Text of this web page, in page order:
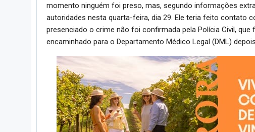
momento ninguém foi preso, mas, segundo informações
autoridades nesta quarta-feira, dia 29. Ele teria feito contato
presenciado o crime não foi confirmada pela Polícia Civil,
encaminhado para o Departamento Médico Legal (DML)